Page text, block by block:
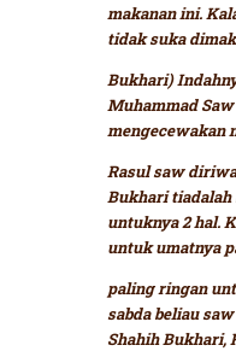
makanan ini.
tidak suka
Bukhari)
Muhammad
mengecewakan
Rasul saw
Bukhari
untuknya 2 hal.
untuk umatnya
paling ringan
sabda beliau
Shahih Bukhari,